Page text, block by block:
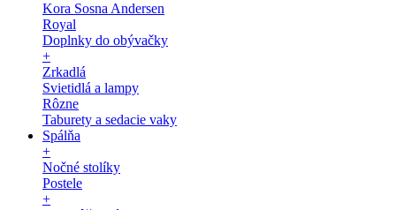
Kora Sosna Andersen
Royal
Doplnky do obývačky
+
Zrkadlá
Svietidlá a lampy
Rôzne
Taburety a sedacie vaky
Spálňa
+
Nočné stolíky
Postele
+